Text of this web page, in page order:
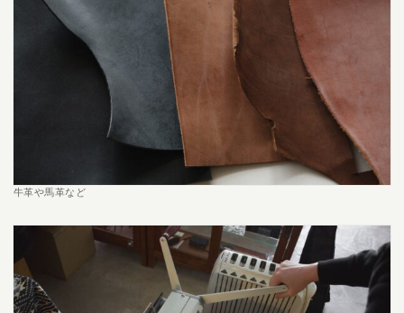
牛革や馬革など